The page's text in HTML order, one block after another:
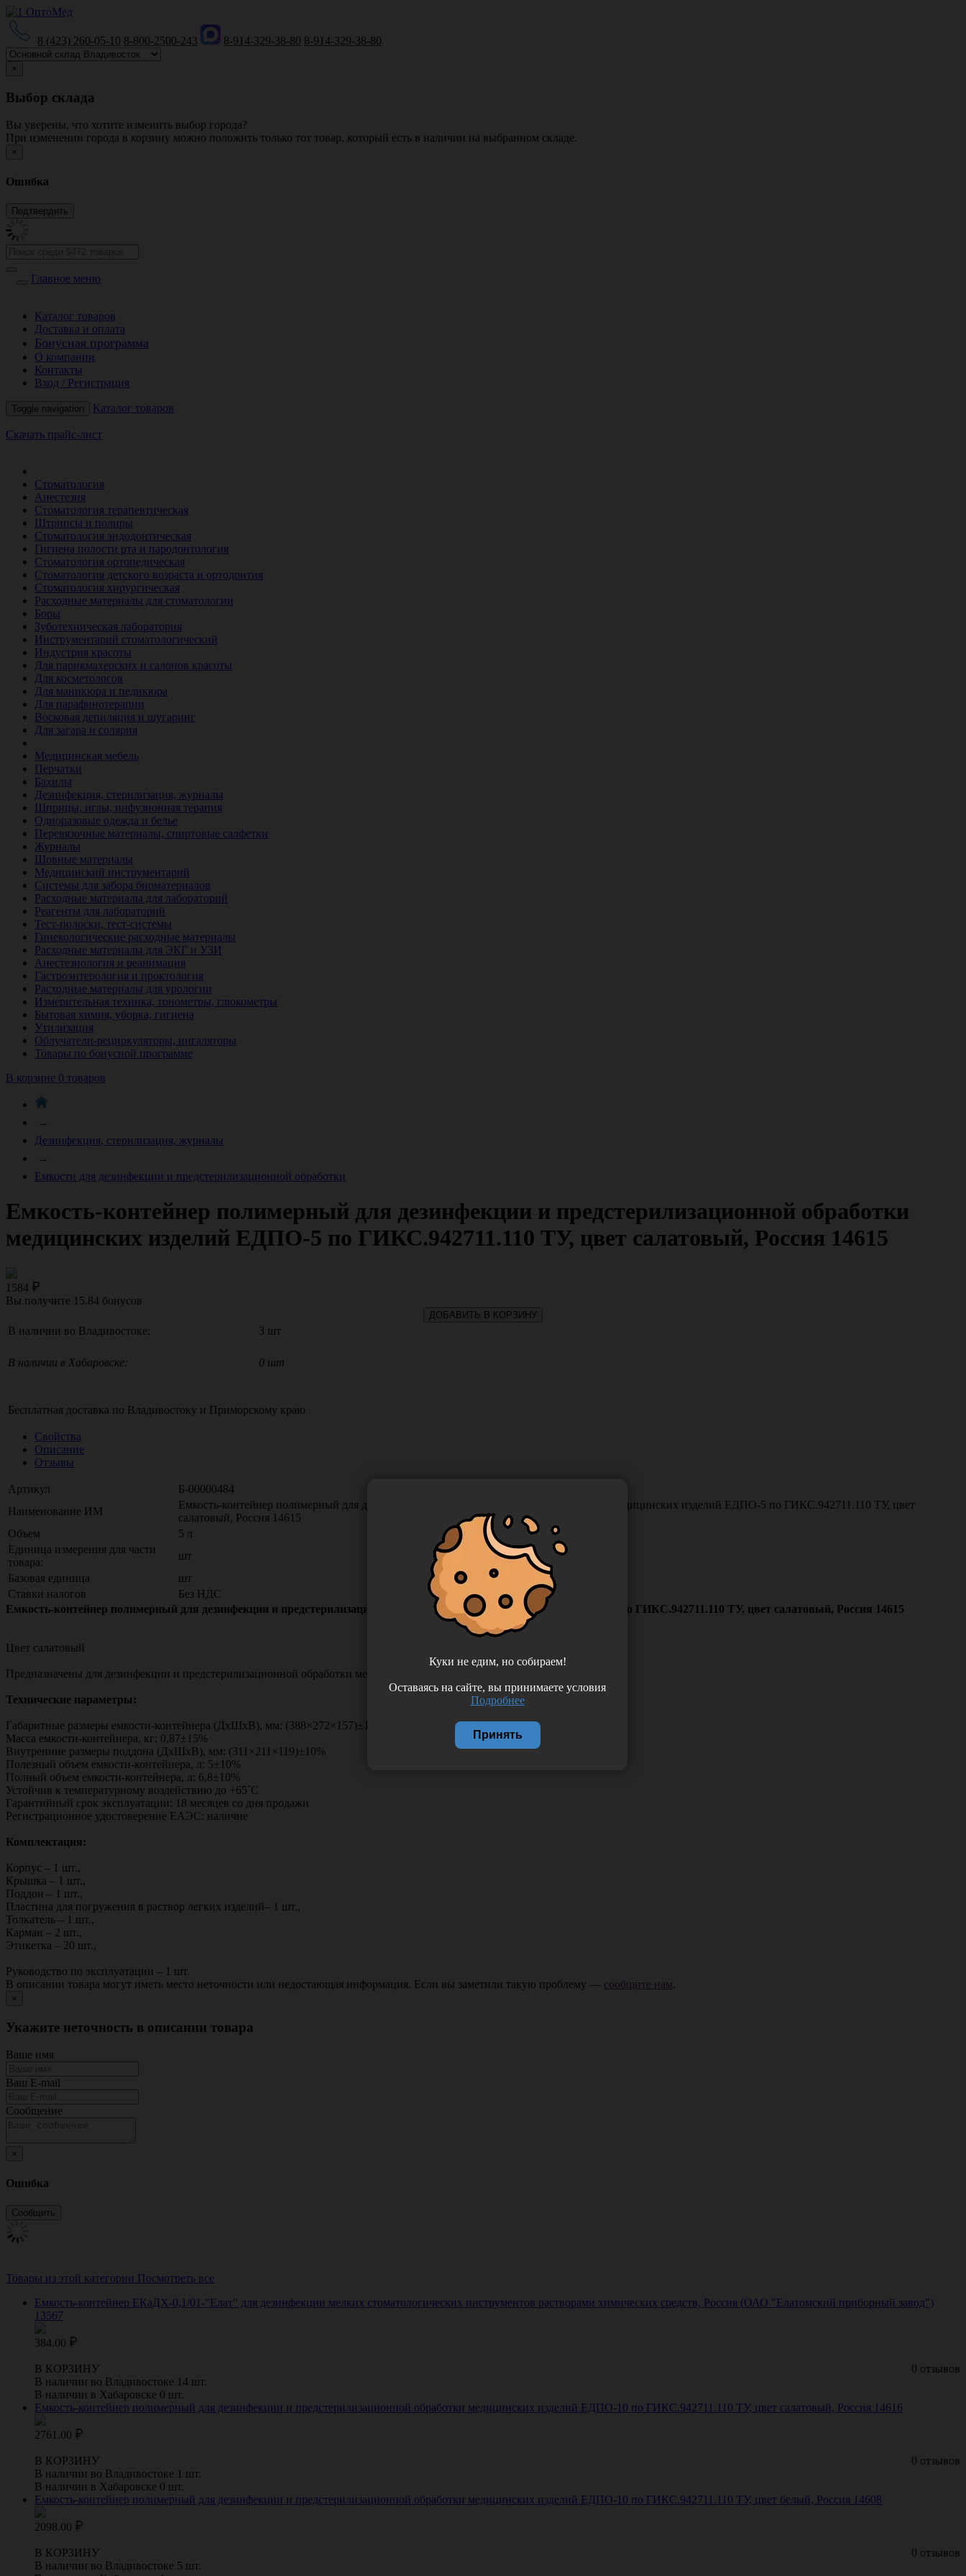
8 (423) 260-05-10 8-800-2500-243 8-914-329-38-80 8-914-329-38-80
×
Выбор склада
Вы уверены, что хотите изменить выбор города?
При изменении города в корзину можно положить только тот товар, который есть в наличии на выбранном складе.
×
Ошибка
Главное меню
Каталог товаров
Доставка и оплата
Бонусная программа
О компании
Контакты
Вход / Регистрация
Toggle navigation Каталог товаров
Скачать прайс-лист
Стоматология
Анестезия
Стоматология терапевтическая
Штрипсы и полиры
Стоматология эндодонтическая
Гигиена полости рта и пародонтология
Стоматология ортопедическая
Стоматология детского возраста и ортодонтия
Стоматология хирургическая
Расходные материалы для стоматологии
Боры
Зуботехническая лаборатория
Инструментарий стоматологический
Индустрия красоты
Для парикмахерских и салонов красоты
Для косметологов
Для маникюра и педикюра
Для парафинотерапии
Восковая депиляция и шугаринг
Для загара и солярия
Медицинская мебель
Перчатки
Бахилы
Дезинфекция, стерилизация, журналы
Шприцы, иглы, инфузионная терапия
Одноразовые одежда и белье
Перевязочные материалы, спиртовые салфетки
Журналы
Шовные материалы
Медицинский инструментарий
Системы для забора биоматериалов
Расходные материалы для лабораторий
Реагенты для лабораторий
Тест-полоски, тест-системы
Гинекологические расходные материалы
Расходные материалы для ЭКГ и УЗИ
Анестезиология и реанимация
Гастроэнтерология и проктология
Расходные материалы для урологии
Измерительная техника, тонометры, глюкометры
Бытовая химия, уборка, гигиена
Утилизация
Облучатели-рециркуляторы, ингаляторы
Товары по бонусной программе
В корзине 0 товаров
→
Дезинфекция, стерилизация, журналы
→
Емкости для дезинфекции и предстерилизационной обработки
Емкость-контейнер полимерный для дезинфекции и предстерилизационной обработки
медицинских изделий ЕДПО-5 по ГИКС.942711.110 ТУ, цвет салатовый, Россия 14615
1584
Вы получите 15.84 бонусов
ДОБАВИТЬ В КОРЗИНУ
В наличии во Владивостоке: 3 шт
В наличии в Хабаровске: 0 шт
Бесплатная доставка по Владивостоку и Приморскому краю
Свойства
Описание
Отзывы
Артикул
Б-00000484
Наименование ИМ
Емкость-контейнер полимерный для дезинфекции и предстерилизационной обработки медицинских изделий ЕДПО-5 по ГИКС.942711.110 ТУ, цвет
салатовый, Россия 14615
Объем
5 л
Единица измерения для части
товара:
шт
Базовая единица
шт
Ставки налогов
Без НДС
Емкость-контейнер полимерный для дезинфекции и предстерилизационной обработки медицинских изделий ЕДПО-5 по ГИКС.942711.110 ТУ, цвет салатовый, Россия 14615
Цвет салатовый
Предназначены для дезинфекции и предстерилизационной обработки медицинских изделий в медицинских учреждениях.
Технические параметры:
Габаритные размеры емкости-контейнера (ДхШхВ), мм: (388×272×157)±10%
Масса емкости-контейнера, кг: 0,87±15%
Внутренние размеры поддона (ДхШхВ), мм: (311×211×119)±10%
Полезный объем емкости-контейнера, л: 5±10%
Полный объем емкости-контейнера, л: 6,8±10%
Устойчив к температурному воздействию до +65˚С
Гарантийный срок эксплуатации: 18 месяцев со дня продажи
Регистрационное удостоверение ЕАЭС: наличие
Комплектация:
Корпус – 1 шт.,
Крышка – 1 шт.,
Поддон – 1 шт.,
Пластина для погружения в раствор легких изделий– 1 шт.,
Толкатель – 1 шт.,
Карман – 2 шт.,
Этикетка – 20 шт.,
Руководство по эксплуатации – 1 шт.
В описании товара могут иметь место неточности или недостающая информация. Если вы заметили такую проблему — сообщите нам.
×
Укажите неточность в описании товара
Ваше имя
Ваш E-mail
Сообщение
×
Ошибка
Товары из этой категории Посмотреть все
Емкость-контейнер ЕКаДХ-0,1/01-"Елат" для дезинфекции мелких стоматологических инструментов растворами химических средств, Россия (ОАО "Елатомский приборный завод")
13567
384.00
0 отзывов
В КОРЗИНУ
В наличии во Владивостоке 14 шт.
В наличии в Хабаровске 0 шт.
Емкость-контейнер полимерный для дезинфекции и предстерилизационной обработки медицинских изделий ЕДПО-10 по ГИКС.942711.110 ТУ, цвет салатовый, Россия 14616
2761.00
0 отзывов
В КОРЗИНУ
В наличии во Владивостоке 1 шт.
В наличии в Хабаровске 0 шт.
Емкость-контейнер полимерный для дезинфекции и предстерилизационной обработки медицинских изделий ЕДПО-10 по ГИКС.942711.110 ТУ, цвет белый, Россия 14608
2098.00
0 отзывов
В КОРЗИНУ
В наличии во Владивостоке 5 шт.
Куки не едим, но собираем!
Оставаясь на сайте, вы принимаете условия
Подробнее
Принять